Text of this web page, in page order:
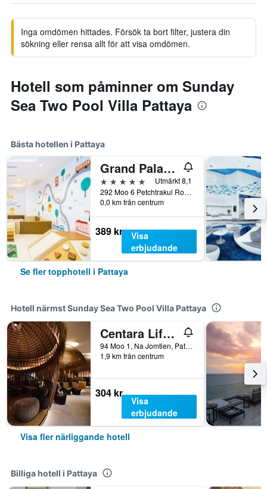
Inga omdömen hittades. Försök ta bort filter, justera din
sökning eller rensa allt för att visa omdömen.
Hotell som påminner om Sunday
Sea Two Pool Villa Pattaya
Bästa hotellen i Pattaya
Grand Palazzo Hotel - Sha Extra Plus
5 stjärnor
Utmärkt 8,1
292 Moo 6 Petchtrakul Road, Pattaya, Thailand
0,0 km från centrum
389 kr
Visa
erbjudande
Se fler topphotell i Pattaya
Hotell närmst Sunday Sea Two Pool Villa Pattaya
Centara Life Maris Resort Jomtien
94 Moo 1, Na Jomtien, Pattaya, Thailand
1,9 km från centrum
304 kr
Visa
erbjudande
Visa fler närliggande hotell
Billiga hotell i Pattaya